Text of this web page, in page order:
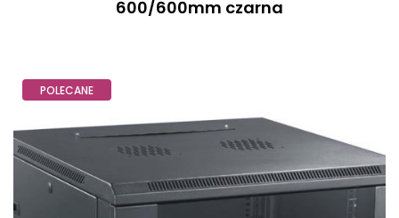
600/600mm czarna
POLECANE